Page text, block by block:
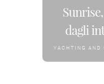
dagli
YACHTING AND